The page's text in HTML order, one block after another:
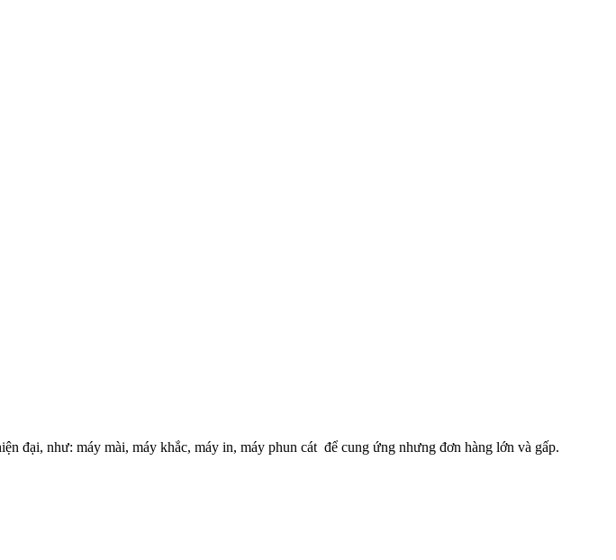
đại, như: máy mài, máy khắc, máy in, máy phun cát để cung ứng nhưng đơn hàng lớn và gấp.